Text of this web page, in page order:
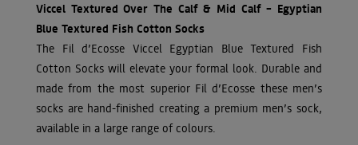
Viccel Textured Over The Calf & Mid Calf – Egyptian
Blue Textured Fish Cotton Socks
The Fil d’Ecosse Viccel Egyptian Blue Textured Fish
Cotton Socks will elevate your formal look. Durable and
made from the most superior Fil d’Ecosse these men’s
socks are hand-finished creating a premium men’s sock,
available in a large range of colours.